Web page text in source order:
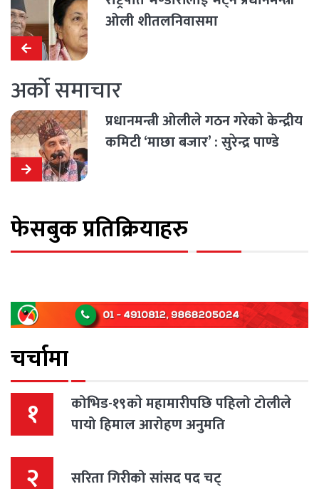
ओली शीतलनिवासमा
अर्को समाचार
प्रधानमन्त्री ओलीले गठन गरेको केन्द्रीय
कमिटी ‘माछा बजार’ : सुरेन्द्र पाण्डे
फेसबुक प्रतिक्रियाहरु
चर्चामा
१
कोभिड-१९काे महामारीपछि पहिलो टोलीले
पायो हिमाल आरोहण अनुमति
२ सरिता गिरीको सांसद पद चट्